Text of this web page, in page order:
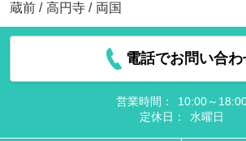
蔵前 / 高円寺 / 両国
電話でお問い合わ
営業時間：
10:00～
定休日：
水曜日